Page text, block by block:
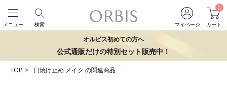
マイページ
0
カート
検索
メニュー
オルビス初めての方へ
公式通販だけの特別セット販売中！
TOP 日焼け止め メイク の関連商品